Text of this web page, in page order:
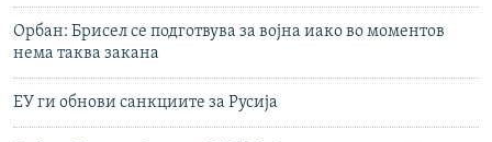
Орбан: Брисел се подготвува за војна иако во моментов
нема таква закана
ЕУ ги обнови санкциите за Русија